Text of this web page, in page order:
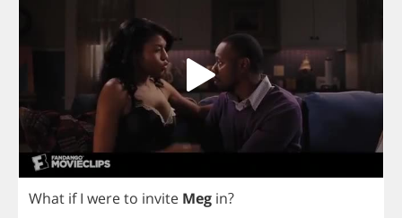
What if I wereto invite Meg in?